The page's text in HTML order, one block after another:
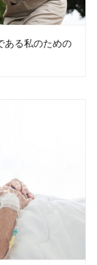
ある私のための